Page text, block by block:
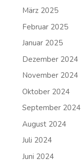
März 2025
Februar 2025
Januar 2025
Dezember 2024
November 2024
Oktober 2024
September 2024
August 2024
Juli 2024
Juni 2024